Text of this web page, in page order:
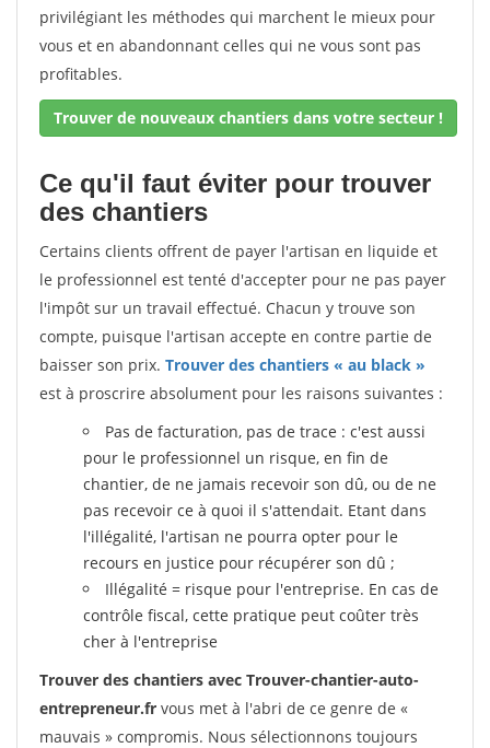
privilégiant les méthodes qui marchent le mieux pour
vous et en abandonnant celles qui ne vous sont pas
profitables.
Trouver de nouveaux chantiers dans votre secteur !
Ce qu'il faut éviter pour trouver
des chantiers
Certains clients offrent de payer l'artisan en liquide et
le professionnel est tenté d'accepter pour ne pas payer
l'impôt sur un travail effectué. Chacun y trouve son
compte, puisque l'artisan accepte en contre partie de
baisser son prix. Trouver des chantiers « au black »
est à proscrire absolument pour les raisons suivantes :
Pas de facturation, pas de trace : c'est aussi
pour le professionnel un risque, en fin de
chantier, de ne jamais recevoir son dû, ou de ne
pas recevoir ce à quoi il s'attendait. Etant dans
l'illégalité, l'artisan ne pourra opter pour le
recours en justice pour récupérer son dû ;
Illégalité = risque pour l'entreprise. En cas de
contrôle fiscal, cette pratique peut coûter très
cher à l'entreprise
Trouver des chantiers avec Trouver-chantier-auto-
entrepreneur.fr vous met à l'abri de ce genre de «
mauvais » compromis. Nous sélectionnons toujours